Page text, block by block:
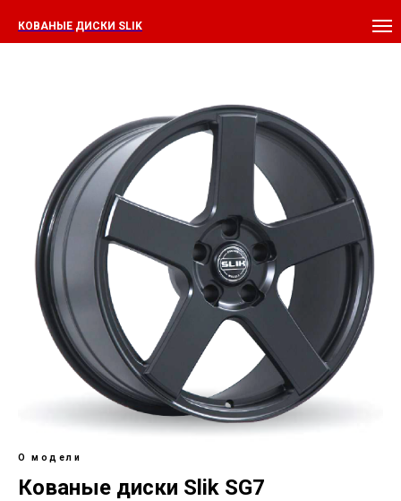
КОВАНЫЕ ДИСКИ SLIK
О модели
Кованые диски Slik SG7